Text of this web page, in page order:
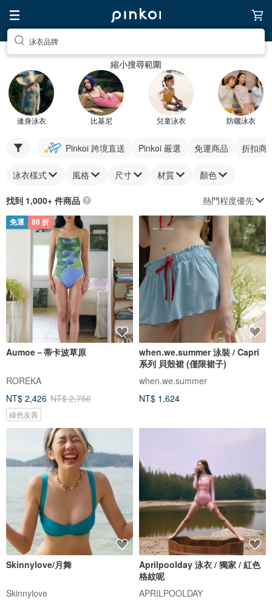
泳衣品牌
縮小搜尋範圍
連身泳衣 比基尼 兒童泳衣 防曬泳衣
Pinkoi 跨境直送 Pinkoi 嚴選 免運商品 折扣商
泳衣樣式 風格 尺寸 材質 顏色
找到 1,000+ 件商品 熱門程度優先
免運 88 折
Aumoe－蒂卡波草原
ROREKA
NT$ 2,426 NT$ 2,756
綠色友善
when.we.summer 泳裝 / Capri
系列 貝殼裙 (僅限裙子)
when.we.summer
NT$ 1,624
Skinnylove/月舞
Skinnylove
Aprilpoolday 泳衣 / 獨家 / 紅色
格紋呢
APRILPOOLDAY